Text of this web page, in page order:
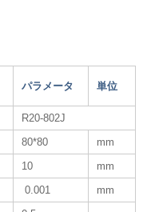
パラメータ 単位
R20-802J
80*80
mm
10
mm
0.001
mm